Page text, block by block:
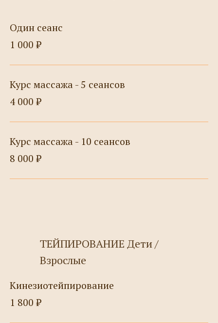
Один сеанс
1 000 ₽
Курс массажа - 5 сеансов
4 000 ₽
Курс массажа - 10 сеансов
8 000 ₽
ТЕЙПИРОВАНИЕ Дети /
Взрослые
Кинезиотейпирование
1 800 ₽